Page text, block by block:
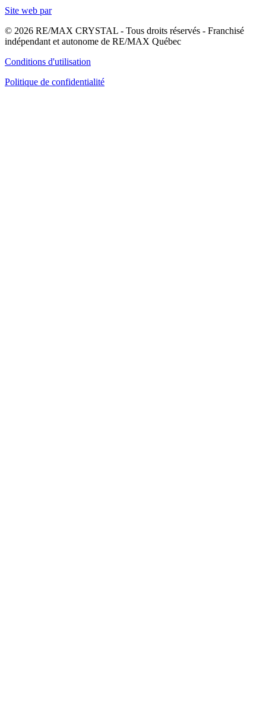
Site web par
© 2026 RE/MAX CRYSTAL - Tous droits réservés - Franchisé
indépendant et autonome de RE/MAX Québec
Conditions d'utilisation
Politique de confidentialité